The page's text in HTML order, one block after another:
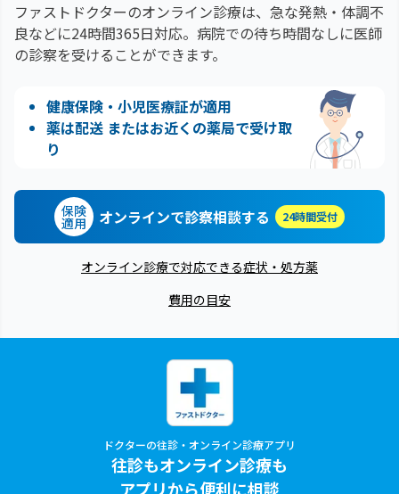
ファストドクターのオンライン診療は、急な発熱・体調不
良などに24時間365日対応。 病院での待ち時間なしに医師
の診察を受けることができます。
健康保険・小児医療証が適用
薬は配送 またはお近くの薬局で受け取
り
保険
適用 オンラインで診察相談する 24時間受付
オンライン診療で対応できる症状・処方薬
費用の目安
ドクターの往診・オンライン診療アプリ
往診もオンライン診療も
アプリから便利に相談